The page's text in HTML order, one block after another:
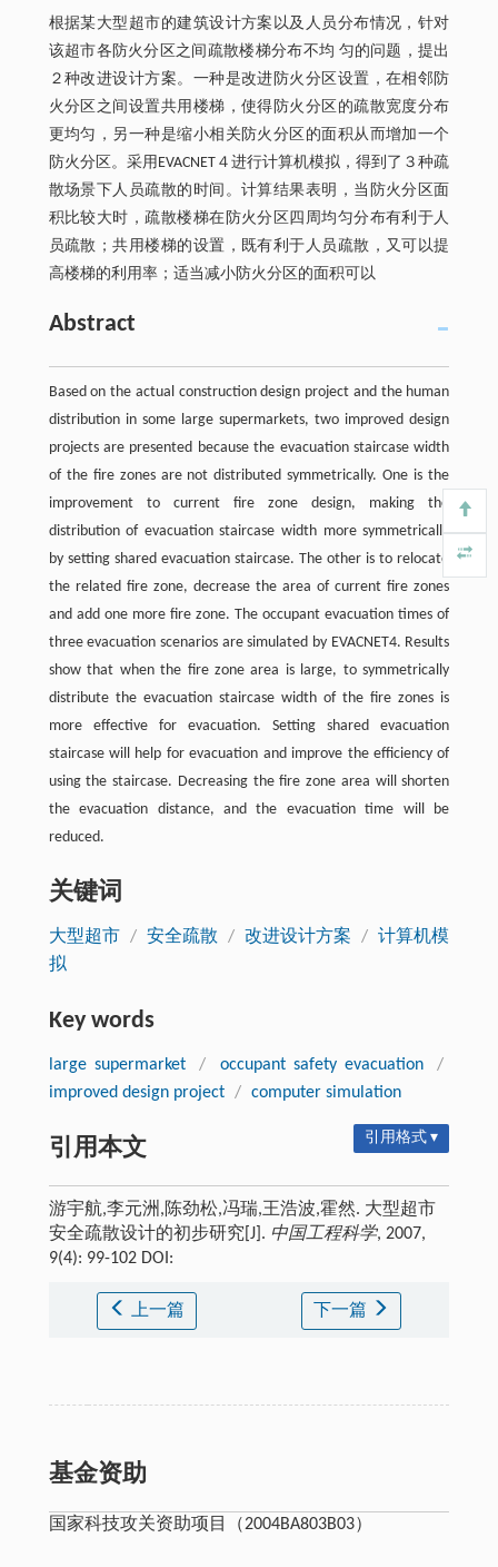
根据某大型超市的建筑设计方案以及人员分布情况，针对
该超市各防火分区之间疏散楼梯分布不均 匀的问题，提出
２种改进设计方案。一种是改进防火分区设置，在相邻防
火分区之间设置共用楼梯，使得防火分区的疏散宽度分布
更均匀，另一种是缩小相关防火分区的面积从而增加一个
防火分区。采用EVACNET４进行计算机模拟，得到了３种疏
散场景下人员疏散的时间。计算结果表明，当防火分区面
积比较大时，疏散楼梯在防火分区四周均匀分布有利于人
员疏散；共用楼梯的设置，既有利于人员疏散，又可以提
高楼梯的利用率；适当减小防火分区的面积可以
Abstract
Based on the actual construction design project and the human
distribution in some large supermarkets, two improved design
projects are presented because the evacuation staircase width
of the fire zones are not distributed symmetrically. One is the
improvement to current fire zone design, making the
distribution of evacuation staircase width more symmetrically
by setting shared evacuation staircase. The other is to relocate
the related fire zone, decrease the area of current fire zones
and add one more fire zone. The occupant evacuation times of
three evacuation scenarios are simulated by EVACNET4. Results
show that when the fire zone area is large, to symmetrically
distribute the evacuation staircase width of the fire zones is
more effective for evacuation. Setting shared evacuation
staircase will help for evacuation and improve the efficiency of
using the staircase. Decreasing the fire zone area will shorten
the evacuation distance, and the evacuation time will be
reduced.
关键词
大型超市 / 安全疏散 / 改进设计方案 / 计算机模
拟
Key words
large supermarket / occupant safety evacuation
/
improved design project / computer simulation
引用本文 引用格式 ▾
游宇航,李元洲,陈劲松,冯瑞,王浩波,霍然. 大型超市
安全疏散设计的初步研究[J]. 中国工程科学, 2007,
9(4): 99-102 DOI:
上一篇 下一篇
基金资助
国家科技攻关资助项目（2004BA803B03）